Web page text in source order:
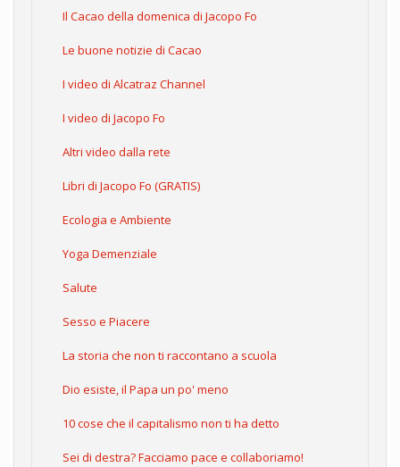
Il Cacao della domenica di Jacopo Fo
Le buone notizie di Cacao
I video di Alcatraz Channel
I video di Jacopo Fo
Altri video dalla rete
Libri di Jacopo Fo (GRATIS)
Ecologia e Ambiente
Yoga Demenziale
Salute
Sesso e Piacere
La storia che non ti raccontano a scuola
Dio esiste, il Papa un po' meno
10 cose che il capitalismo non ti ha detto
Sei di destra? Facciamo pace e collaboriamo!